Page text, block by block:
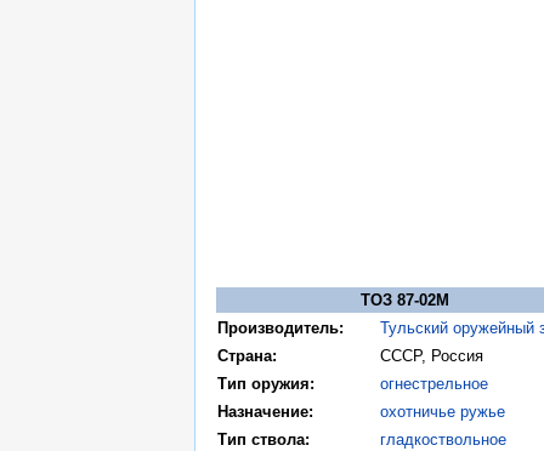
ТОЗ 87-02М
Производитель:
Тульский оружейный
Страна:
СССР, Россия
Тип оружия:
огнестрельное
Назначение:
охотничье ружье
Тип ствола:
гладкоствольное